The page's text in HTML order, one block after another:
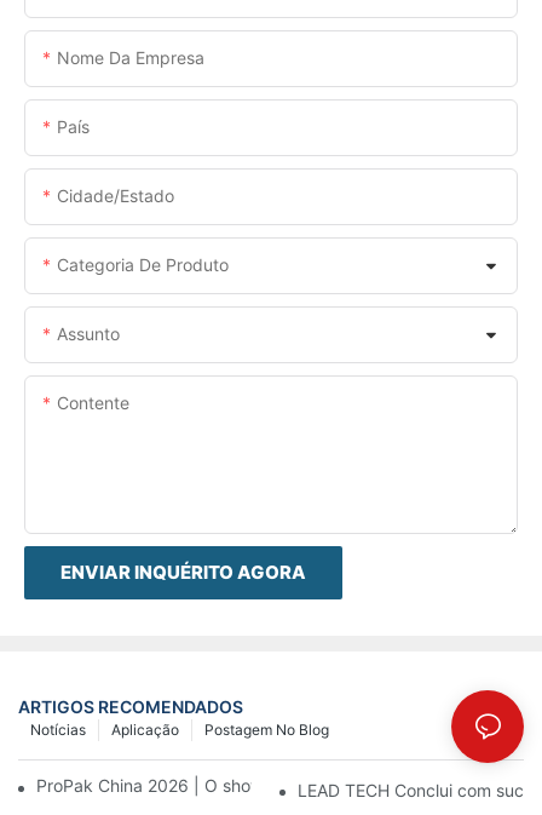
Nome Da Empresa
País
Cidade/estado
Categoria De Produto
Assunto
Contente
ENVIAR INQUÉRITO AGORA
ARTIGOS RECOMENDADOS
Postagem No Blog
Aplicação
Notícias
ProPak China 2026 | O show termina, nosso serviço não.
LEAD TECH Conclui com